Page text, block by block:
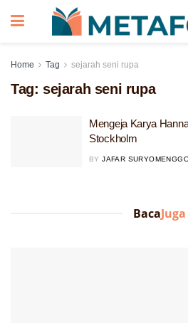
Home Tag sejarah seni rupa
Tag: sejarah seni rupa
Mengeja Karya
Stockholm
BY JAFAR
BacaJuga